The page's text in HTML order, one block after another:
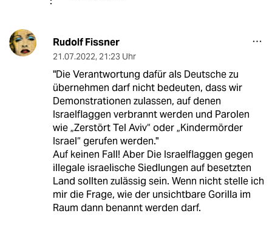
Rudolf Fissner
21.07.2022, 21:23 Uhr
"Die Verantwortung dafür als Deutsche zu
übernehmen darf nicht bedeuten, dass wir
Demonstrationen zulassen, auf denen
Israelflaggen verbrannt werden und Parolen
wie „Zerstört Tel Aviv“ oder „Kindermörder
Israel“ gerufen werden."
Auf keinen Fall! Aber Die Israelflaggen gegen
illegale israelische Siedlungen auf besetzten
Land sollten zulässig sein. Wenn nicht stelle ich
mir die Frage, wie der unsichtbare Gorilla im
Raum dann benannt werden darf.